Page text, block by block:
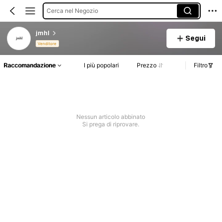
Cerca nel Negozio
jmhl
Venditore
Segui
Raccomandazione I più popolari Prezzo Filtro
Nessun articolo abbinato
Si prega di riprovare.